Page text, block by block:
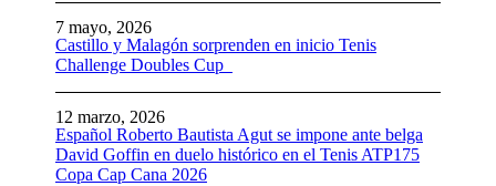
Castillo y Malagón sorprenden en inicio Tenis
Challenge Doubles Cup
7 mayo, 2026
Español Roberto Bautista Agut se impone ante belga
David Goffin en duelo histórico en el Tenis ATP175
Copa Cap Cana 2026
12 marzo, 2026